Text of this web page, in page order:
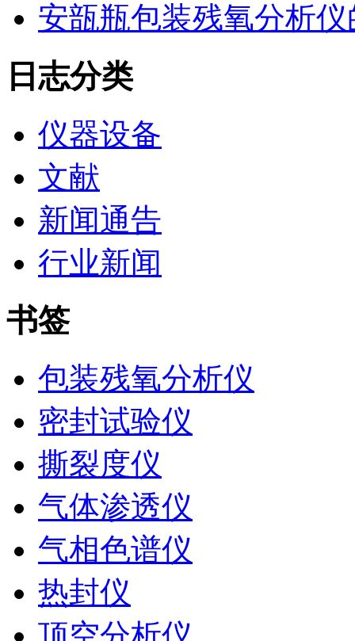
安瓿瓶包装残氧分析
日志分类
仪器设备
文献
新闻通告
行业新闻
书签
包装残氧分析仪
密封试验仪
撕裂度仪
气体渗透仪
气相色谱仪
热封仪